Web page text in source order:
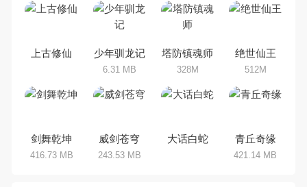
侠手机游戏有哪些呢？游戏今天，
乐途下载站小编芒果味的怪咖给大
集，欢迎大家前来选择下载体验
上古修仙 少年驯龙记
6.31 MB
塔防镇魂师
328M
绝世仙王
512M
剑舞乾坤
416.73 MB
威剑苍穹
243.53 MB
大话白蛇 青丘奇缘
421.14 MB